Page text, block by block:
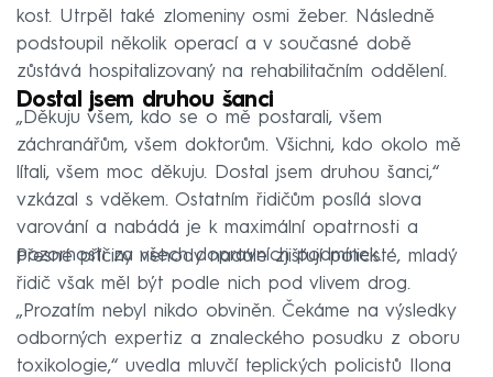
kost. Utrpěl také zlomeniny osmi žeber. Následně
podstoupil několik operací a v současné době
zůstává hospitalizovaný na rehabilitačním oddělení.
Dostal jsem druhou šanci
„Děkuju všem, kdo se o mě postarali, všem
záchranářům, všem doktorům. Všichni, kdo okolo mě
lítali, všem moc děkuju. Dostal jsem druhou šanci,“
vzkázal s vděkem. Ostatním řidičům posílá slova
varování a nabádá je k maximální opatrnosti a
pozornosti za všech dopravních podmínek.
Přesné příčiny nehody nadále zjišťují policisté, mladý
řidič však měl být podle nich pod vlivem drog.
„Prozatím nebyl nikdo obviněn. Čekáme na výsledky
odborných expertiz a znaleckého posudku z oboru
toxikologie,“ uvedla mluvčí teplických policistů Ilona